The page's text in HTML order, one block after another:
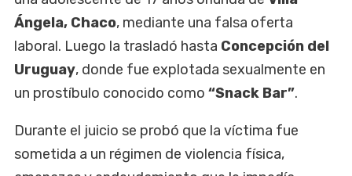
Ángela, Chaco, mediante una falsa oferta
laboral. Luego la trasladó hasta Concepción del
Uruguay, donde fue explotada sexualmente en
un prostíbulo conocido como “Snack Bar”.
Durante el juicio se probó que la víctima fue
sometida a un régimen de violencia física,